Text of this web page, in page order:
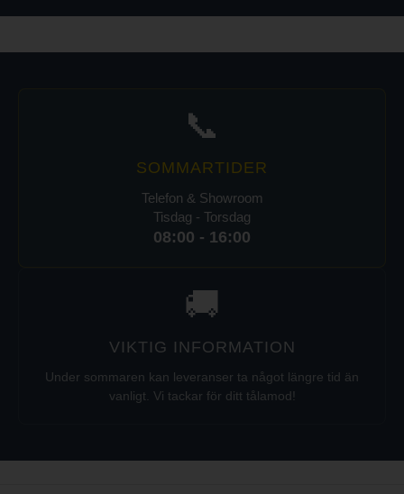
📞
SOMMARTIDER
Telefon & Showroom
Tisdag - Torsdag
08:00 - 16:00
🚚
VIKTIG INFORMATION
Under sommaren kan leveranser ta något längre tid än
vanligt. Vi tackar för ditt tålamod!